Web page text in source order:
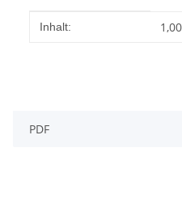
Lauftiefe: 0,5m - 2,0m
Produkteigenschaft
Wert
Inhalt:
PDF